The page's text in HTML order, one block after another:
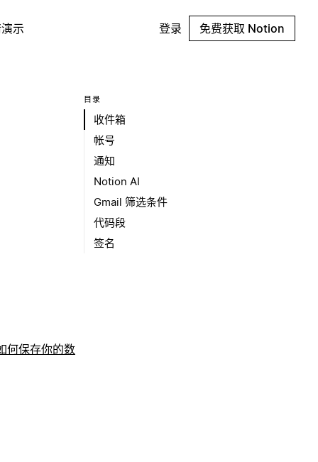
示 登录 免费获取 Notion
何保存你的数
目录
收件箱
帐号
通知
Notion AI
Gmail 筛选条件
代码段
签名